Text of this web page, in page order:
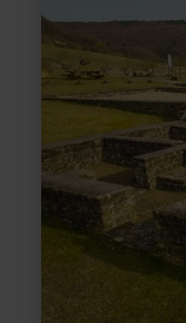
Romeinse
villa
Holsthum